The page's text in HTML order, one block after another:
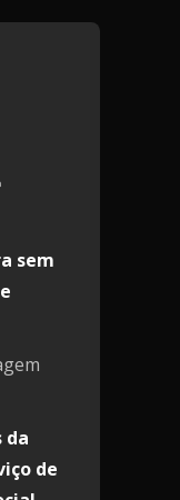
sem
da
de